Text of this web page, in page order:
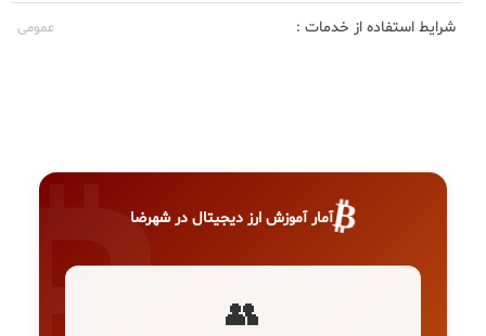
شرایط استفاده از خدمات : عمومی
₿آمار آموزش ارز دیجیتال در شهرضا
👥